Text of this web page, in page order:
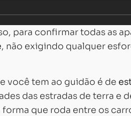
para confirmar todas as
, não exigindo qualquer
você tem ao guidão é de
das estradas de terra e
que roda entre os